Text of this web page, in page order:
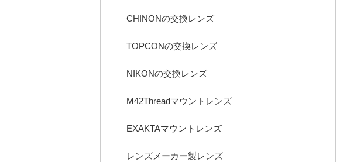
CHINONの交換レンズ
TOPCONの交換レンズ
NIKONの交換レンズ
M42Threadマウントレンズ
EXAKTAマウントレンズ
レンズメーカー製レンズ